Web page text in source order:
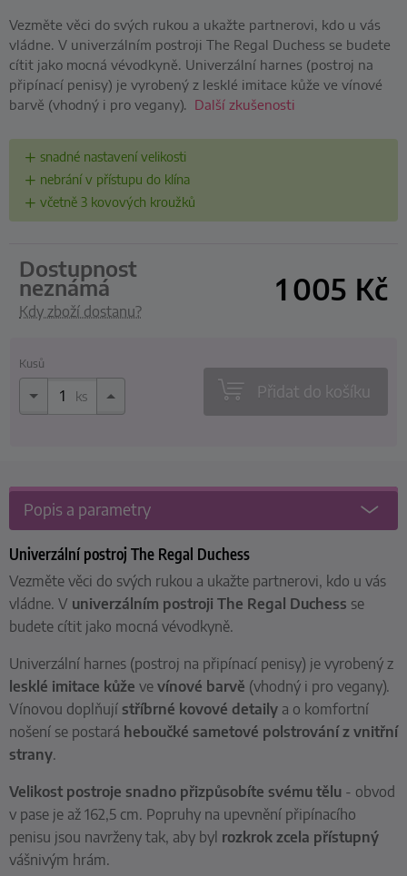
Vezměte věci do svých rukou a ukažte partnerovi, kdo u vás
vládne. V univerzálním postroji The Regal Duchess se budete
cítit jako mocná vévodkyně. Univerzální harnes (postroj na
připínací penisy) je vyrobený z lesklé imitace kůže ve vínové
barvě (vhodný i pro vegany). Další zkušenosti
snadné nastavení velikosti
nebrání v přístupu do klína
včetně 3 kovových kroužků
dostupnost
neznámá
Kdy zboží dostanu?
1 005 Kč
Kusů
ks Přidat do košíku
Popis a parametry
Univerzální postroj The Regal Duchess
Vezměte věci do svých rukou a ukažte partnerovi, kdo u vás
vládne. V univerzálním postroji The Regal Duchess se
budete cítit jako mocná vévodkyně.
Univerzální harnes (postroj na připínací penisy) je vyrobený z
lesklé imitace kůže ve vínové barvě (vhodný i pro vegany).
Vínovou doplňují stříbrné kovové detaily a o komfortní
nošení se postará heboučké sametové polstrování z vnitřní
strany.
Velikost postroje snadno přizpůsobíte svému tělu - obvod
v pase je až 162,5 cm. Popruhy na upevnění připínacího
penisu jsou navrženy tak, aby byl rozkrok zcela přístupný
vášnivým hrám.